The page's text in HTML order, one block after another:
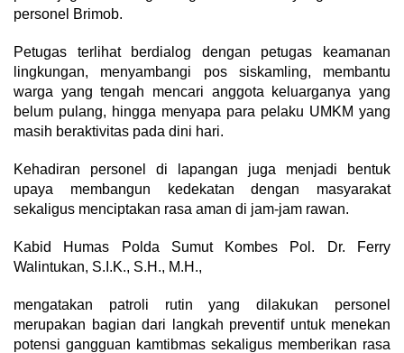
personel Brimob.
Petugas terlihat berdialog dengan petugas keamanan
lingkungan, menyambangi pos siskamling, membantu
warga yang tengah mencari anggota keluarganya yang
belum pulang, hingga menyapa para pelaku UMKM yang
masih beraktivitas pada dini hari.
Kehadiran personel di lapangan juga menjadi bentuk
upaya membangun kedekatan dengan masyarakat
sekaligus menciptakan rasa aman di jam-jam rawan.
Kabid Humas Polda Sumut Kombes Pol. Dr. Ferry
Walintukan, S.I.K., S.H., M.H.,
mengatakan patroli rutin yang dilakukan personel
merupakan bagian dari langkah preventif untuk menekan
potensi gangguan kamtibmas sekaligus memberikan rasa